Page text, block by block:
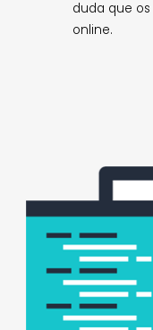
duda que
online.